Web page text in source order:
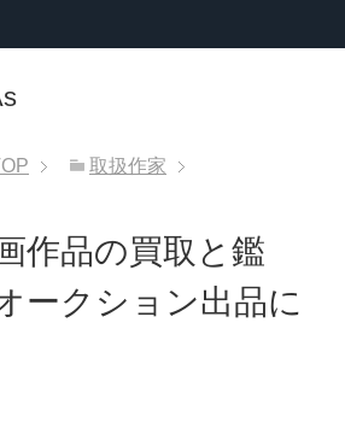
取扱作家
作品の買取と鑑
ークション出品に